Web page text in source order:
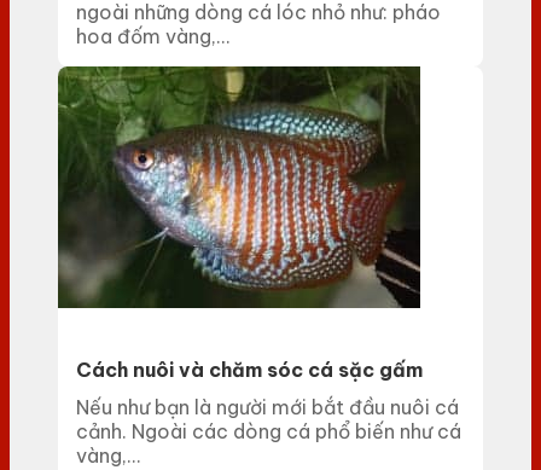
ngoài những dòng cá lóc nhỏ như: pháo
hoa đốm vàng,...
Cách nuôi và chăm sóc cá sặc gấm
Nếu như bạn là người mới bắt đầu nuôi cá
cảnh. Ngoài các dòng cá phổ biến như cá
vàng,...